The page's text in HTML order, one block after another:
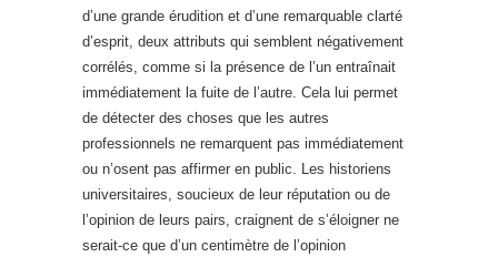
d’une grande érudition et d’une remarquable clarté
d’esprit, deux attributs qui semblent négativement
corrélés, comme si la présence de l’un entraînait
immédiatement la fuite de l’autre. Cela lui permet
de détecter des choses que les autres
professionnels ne remarquent pas immédiatement
ou n’osent pas affirmer en public. Les historiens
universitaires, soucieux de leur réputation ou de
l’opinion de leurs pairs, craignent de s’éloigner ne
serait-ce que d’un centimètre de l’opinion